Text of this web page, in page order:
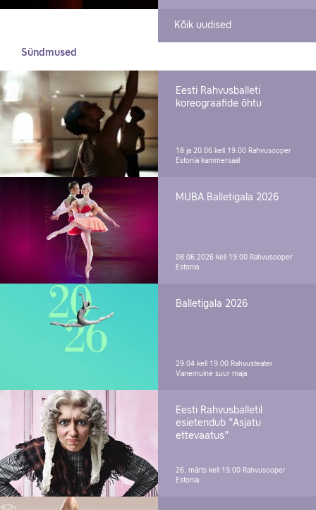
Kõik uudised
Sündmused
Eesti Rahvusballeti
koreograafide õhtu
18 ja 20.06 kell 19.00 Rahvusooper
Estonia kammersaal
MUBA Balletigala 2026
08.06.2026 kell 19.00 Rahvusooper
Estonia
Balletigala 2026
29.04 kell 19.00 Rahvusteater
Vanemuine suur maja
Eesti Rahvusballetil
esietendub "Asjatu
ettevaatus"
26. märts kell 19.00 Rahvusooper
Estonia